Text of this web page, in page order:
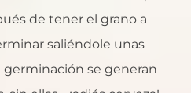
de tener el grano a
saliéndole unas
germinación se generan